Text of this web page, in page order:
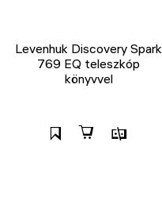
Levenhuk Discovery Spark
769 EQ teleszkóp
könyvvel